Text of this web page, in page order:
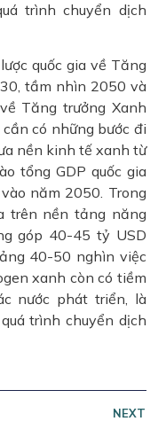
trình chuyển dịch
quốc gia về Tăng
tầm nhìn 2050 và
Tăng trưởng Xanh
có những bước đi
nền kinh tế xanh từ
tổng GDP quốc gia
năm 2050. Trong
trên nền tảng năng
góp 40-45 tỷ USD
40-50 nghìn việc
xanh còn có tiềm
nước phát triển, là
trình chuyển dịch
NEXT